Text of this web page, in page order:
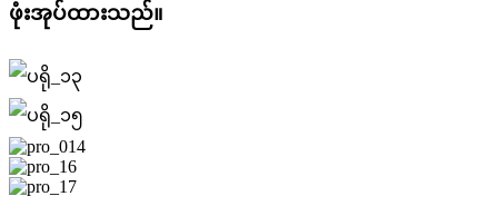
ဖုံးအုပ်ထားသည်။